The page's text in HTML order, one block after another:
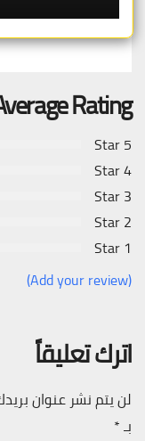
Rating
5 Star
4 Star
3 Star
2 Star
1 Star
(Add your review)
اترك تعليقاً
لن يتم نشر عنوان
بـ*